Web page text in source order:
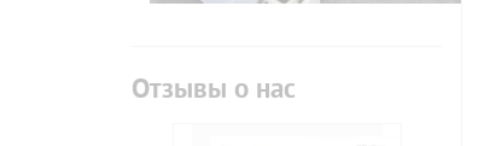
Отзывы о нас